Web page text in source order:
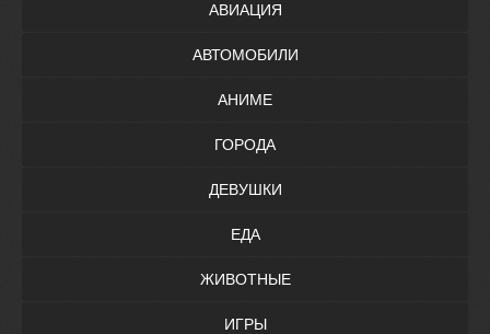
АВИАЦИЯ
АВТОМОБИЛИ
АНИМЕ
ГОРОДА
ДЕВУШКИ
ЕДА
ЖИВОТНЫЕ
ИГРЫ